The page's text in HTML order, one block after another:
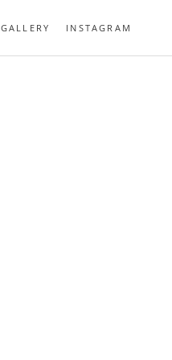
GALLERY INSTAGRAM